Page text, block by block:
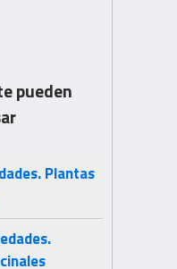
pueden
Plantas